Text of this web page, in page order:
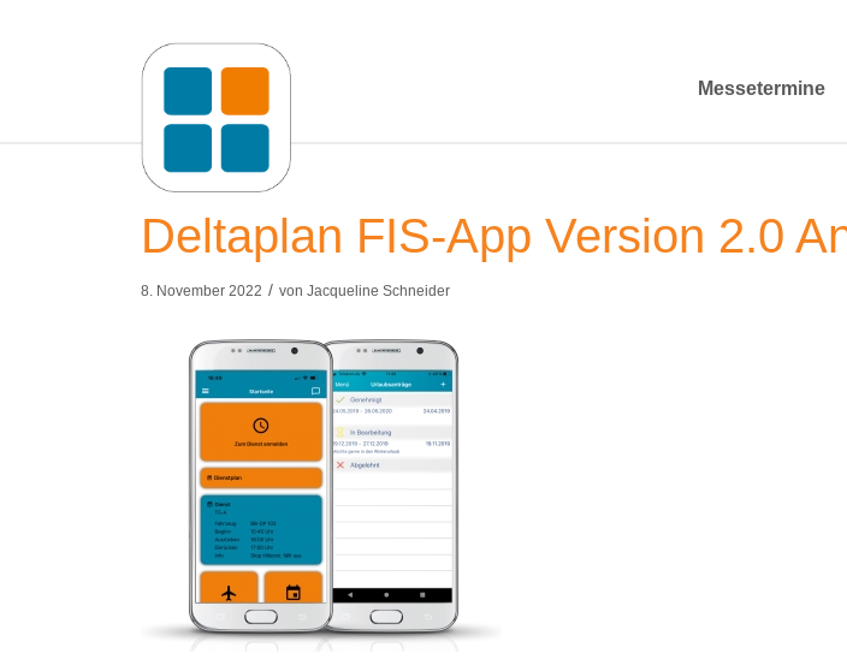
Messetermine
Deltaplan FIS-App Version 2.0
8. November 2022 / vonJacqueline Schneider